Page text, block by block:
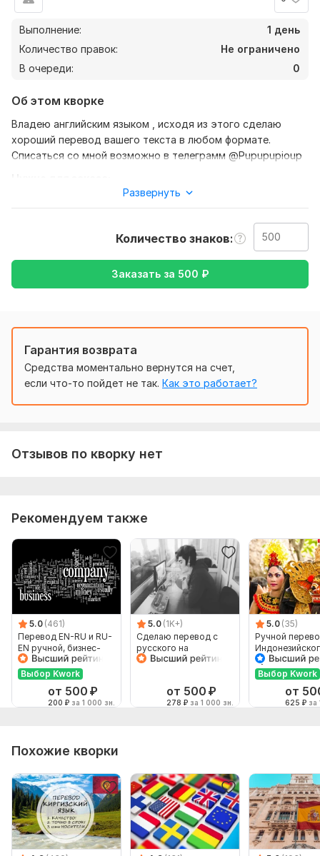
Выполнение:
1 день
Количество правок:
Не ограничено
В очереди:
0
Об этом кворке
Владею английским языком , исходя из этого сделаю
хороший перевод вашего текста в любом формате.
Списаться со мной возможно в телеграмм @Pupupupioup
Ожидаю от вас текст, желательно в формате документа,
Туризм и
путешествия,
Хобби и увлечения
с Русского на Английский
Объем услуги в кворке:
Развернуть
Количество знаков
Заказать за 500 ₽
Гарантия возврата
Средства моментально вернутся на счет,
если что-то пойдет не так. Как это работает?
Отзывов по кворку нет
Рекомендуем также
5.0 (461)
Перевод EN-RU и RU-
EN ручной, бизнес-
английский
Выбор Kwork
от 500 ₽
200 ₽ за 1 000 зн.
5.0 (1K+)
Сделаю перевод с
русского на
английский и
от 500 ₽
278 ₽ за 1 000 зн.
5.0 (35)
Ручной
Русский и
Выбор Kwork
от
625 ₽ за
Похожие кворки